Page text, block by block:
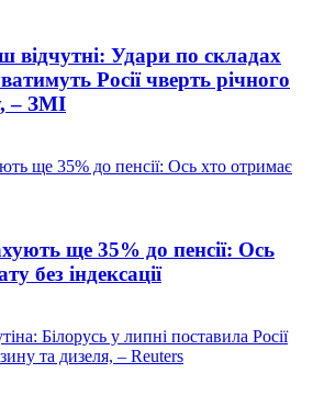
відчутні: Удари по складах
Росії чверть річного
– ЗМІ
ще 35% до пенсії: Ось
без індексації